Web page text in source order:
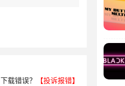
下载错误？ 【投诉报错】